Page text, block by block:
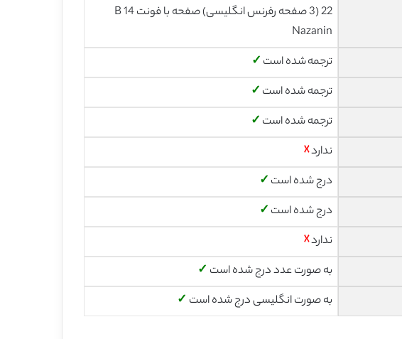
22 (3 صفحه رفرنس انگلیسی) صفحه با فونت 14 B
Nazanin
ترجمه شده است ✓
ترجمه شده است ✓
ترجمه شده است ✓
ندارد☓
درج شده است ✓
درج شده است ✓
ندارد☓
به صورت عدد درج شده است ✓
به صورت انگلیسی درج شده است ✓